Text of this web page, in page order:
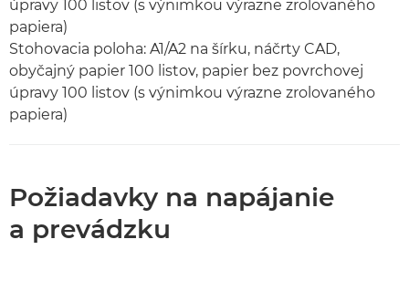
úpravy 100 listov (s výnimkou výrazne zrolovaného
papiera)
Stohovacia poloha: A1/A2 na šírku, náčrty CAD,
obyčajný papier 100 listov, papier bez povrchovej
úpravy 100 listov (s výnimkou výrazne zrolovaného
papiera)
Požiadavky na napájanie
a prevádzku